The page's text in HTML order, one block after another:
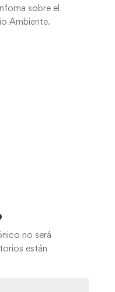
sobre el
Ambiente.
no será
están